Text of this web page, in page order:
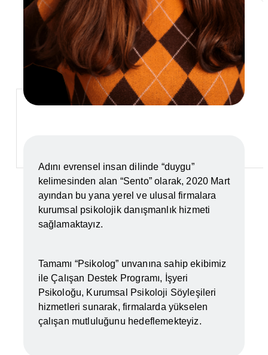
Adını evrensel insan dilinde “duygu”
kelimesinden alan “Sento” olarak, 2020 Mart
ayından bu yana yerel ve ulusal firmalara
kurumsal psikolojik danışmanlık hizmeti
sağlamaktayız.
Tamamı “Psikolog” unvanına sahip ekibimiz
ile Çalışan Destek Programı, İşyeri
Psikoloğu, Kurumsal Psikoloji Söyleşileri
hizmetleri sunarak, firmalarda yükselen
çalışan mutluluğunu hedeflemekteyiz.